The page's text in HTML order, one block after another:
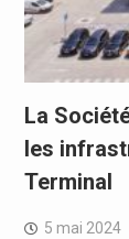
La
les
Terminal
5 mai 2024